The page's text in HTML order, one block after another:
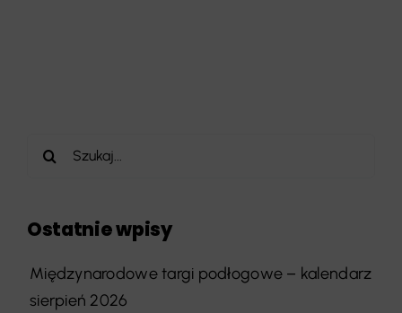
Szukaj
Ostatnie wpisy
Międzynarodowe targi podłogowe – kalendarz
sierpień 2026